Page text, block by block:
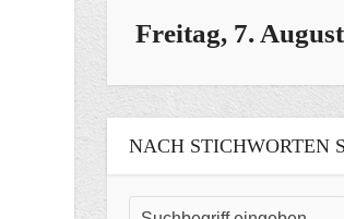
Freitag, 7.
NACH STICHWORTEN